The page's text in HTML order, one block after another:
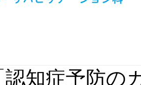
認知症予防